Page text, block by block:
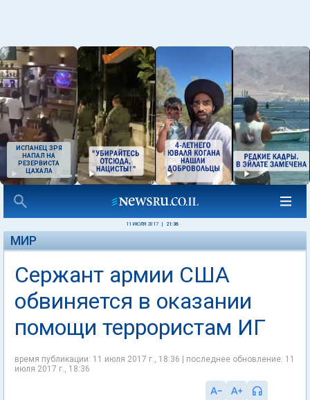
ИСПАНЕЦ ЗРЯ
НАПАЛ НА
РЕЗЕРВИСТА
ЦАХАЛА
11 ИЮЛЯ 2017 21:36
МИР
Сержант армии США
обвиняется в оказании
помощи террористам ИГ
время публикации: 11 июля 2017 г., 18:36 | последнее обновление: 11
июля 2017 г., 18:36